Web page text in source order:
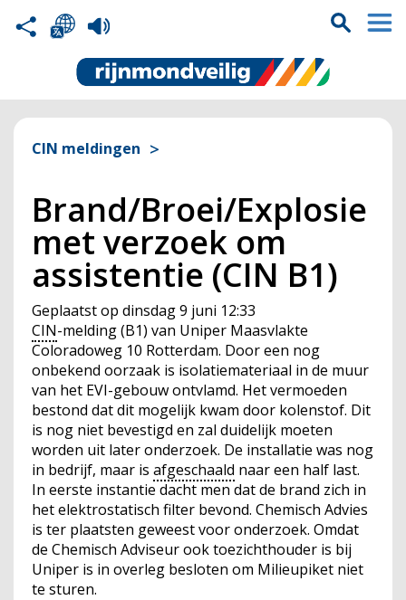
CIN meldingen
Brand/Broei/Explosie
met verzoek om
assistentie (CIN B1)
Geplaatst op dinsdag 9 juni 12:33
CIN-melding (B1) van Uniper Maasvlakte
Coloradoweg 10 Rotterdam. Door een nog
onbekend oorzaak is isolatiemateriaal in de muur
van het EVI-gebouw ontvlamd. Het vermoeden
bestond dat dit mogelijk kwam door kolenstof. Dit
is nog niet bevestigd en zal duidelijk moeten
worden uit later onderzoek. De installatie was nog
in bedrijf, maar is afgeschaald naar een half last.
In eerste instantie dacht men dat de brand zich in
het elektrostatisch filter bevond. Chemisch Advies
is ter plaatsten geweest voor onderzoek. Omdat
de Chemisch Adviseur ook toezichthouder is bij
Uniper is in overleg besloten om Milieupiket niet
te sturen.